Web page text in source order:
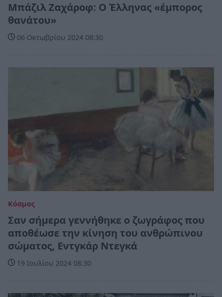
Μπάζιλ Ζαχάροφ: Ο Έλληνας «έμπορος
θανάτου»
06 Οκτωβρίου 2024 08:30
Κόσμος
Σαν σήμερα γεννήθηκε ο ζωγράφος που
αποθέωσε την κίνηση του ανθρώπινου
σώματος, Εντγκάρ Ντεγκά
19 Ιουλίου 2024 08:30